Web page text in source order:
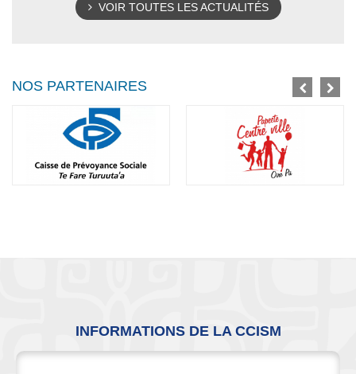
VOIR TOUTES LES ACTUALITÉS
NOS PARTENAIRES
INFORMATIONS DE LA CCISM